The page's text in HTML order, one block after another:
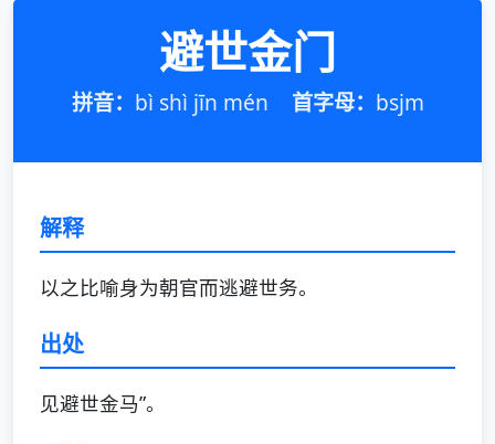
避世金门
拼音： bì shì jīn mén 首字母： bsjm
解释
以之比喻身为朝官而逃避世务。
出处
见避世金马”。